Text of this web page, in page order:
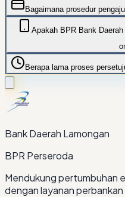
Bagaimana prosedur
Apakah BPR Bank
Berapa lama proses
Bank Daerah Lamongan
BPR Perseroda
Mendukung pertumbuhan
dengan layanan